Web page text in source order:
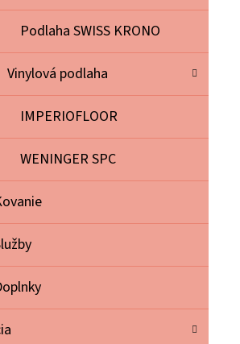
Podlaha SWISS KRONO
Vinylová podlaha
IMPERIOFLOOR
WENINGER SPC